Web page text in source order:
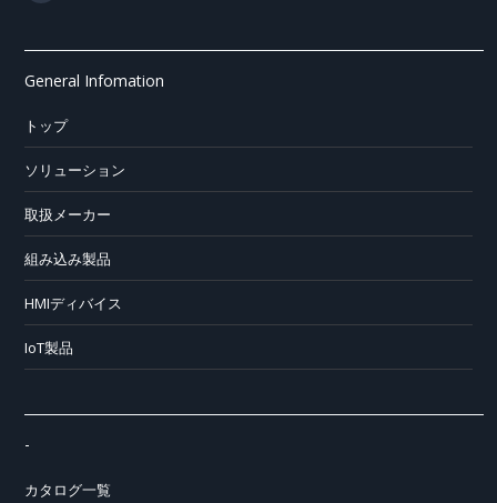
General Infomation
トップ
ソリューション
取扱メーカー
組み込み製品
HMIディバイス
IoT製品
-
カタログ一覧